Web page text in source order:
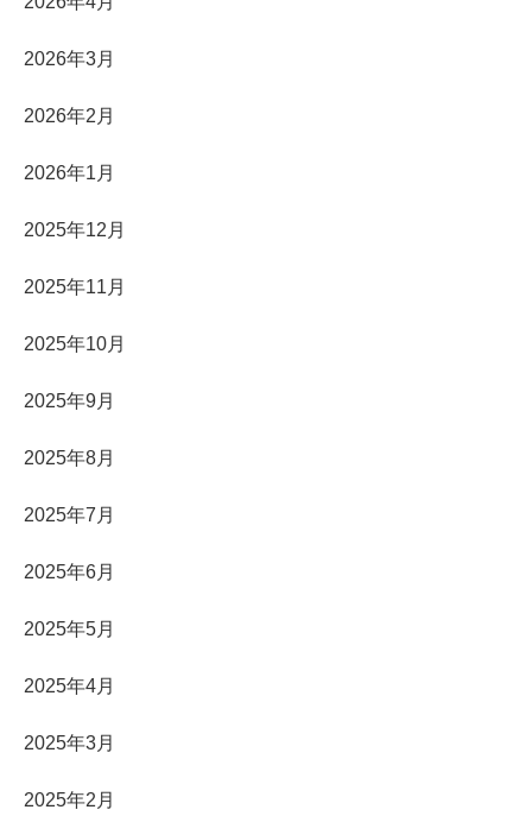
2026年3月
2026年2月
2026年1月
2025年12月
2025年11月
2025年10月
2025年9月
2025年8月
2025年7月
2025年6月
2025年5月
2025年4月
2025年3月
2025年2月